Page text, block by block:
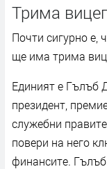
Трима
Почти сигурно е,
ще има трима
Единият е Гълъб
президент,
служебни
повери на него
финансите.